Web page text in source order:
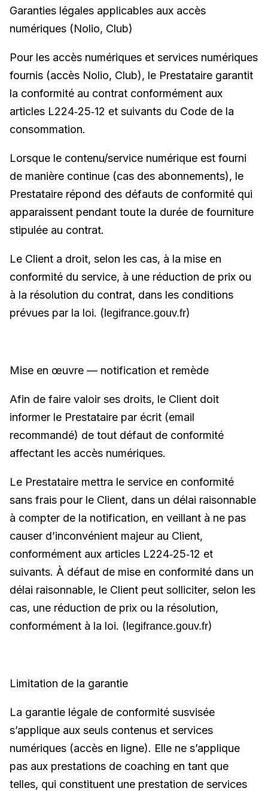
Garanties légales applicables aux accès
numériques (Nolio, Club)
Pour les accès numériques et services numériques
fournis (accès Nolio, Club), le Prestataire garantit
la conformité au contrat conformément aux
articles L224‑25‑12 et suivants du Code de la
consommation.
Lorsque le contenu/service numérique est fourni
de manière continue (cas des abonnements), le
Prestataire répond des défauts de conformité qui
apparaissent pendant toute la durée de fourniture
stipulée au contrat.
Le Client a droit, selon les cas, à la mise en
conformité du service, à une réduction de prix ou
à la résolution du contrat, dans les conditions
prévues par la loi. ( legifrance.gouv.fr)
Mise en œuvre — notification et remède
Afin de faire valoir ses droits, le Client doit
informer le Prestataire par écrit (email
recommandé) de tout défaut de conformité
affectant les accès numériques.
Le Prestataire mettra le service en conformité
sans frais pour le Client, dans un délai raisonnable
à compter de la notification, en veillant à ne pas
causer d’inconvénient majeur au Client,
conformément aux articles L224‑25‑12 et
suivants. À défaut de mise en conformité dans un
délai raisonnable, le Client peut solliciter, selon les
cas, une réduction de prix ou la résolution,
conformément à la loi. ( legifrance.gouv.fr)
Limitation de la garantie
La garantie légale de conformité susvisée
s’applique aux seuls contenus et services
numériques (accès en ligne). Elle ne s’applique
pas aux prestations de coaching en tant que
telles, qui constituent une prestation de services